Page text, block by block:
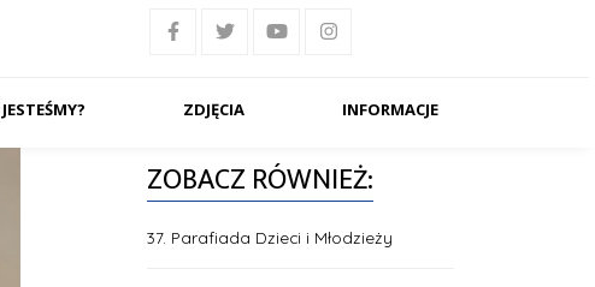
ZDJĘCIA INFORMACJE
ZOBACZ RÓWNIEŻ:
37. Parafiada Dzieci i Młodzieży